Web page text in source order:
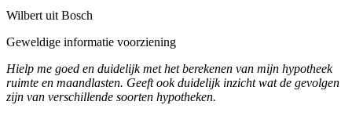
Wilbert uit Bosch
Geweldige informatie voorziening
Hielp me goed en duidelijk met het berekenen van mijn hypotheek
ruimte en maandlasten. Geeft ook duidelijk inzicht wat de gevolgen
zijn van verschillende soorten hypotheken.